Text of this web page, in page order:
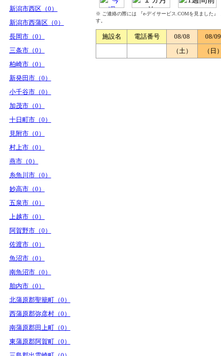
新潟市西区（0）
新潟市西蒲区（0）
長岡市（0）
三条市（0）
柏崎市（0）
新発田市（0）
小千谷市（0）
加茂市（0）
十日町市（0）
見附市（0）
村上市（0）
燕市（0）
糸魚川市（0）
妙高市（0）
五泉市（0）
上越市（0）
阿賀野市（0）
佐渡市（0）
魚沼市（0）
南魚沼市（0）
胎内市（0）
北蒲原郡聖籠町（0）
西蒲原郡弥彦村（0）
南蒲原郡田上町（0）
東蒲原郡阿賀町（0）
※ ご連絡の際には 『e-デイサービス.COMを見ました
す。
施設名 電話番号 08/08
08/09
（土）
（日